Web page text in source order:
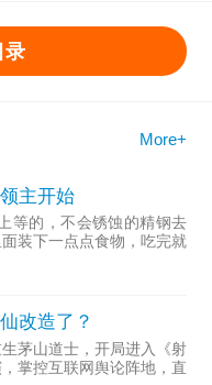
录
More+
主开始
等的，不会锈蚀的精钢去
装下一点点食物，吃完就
改造了？
茅山道士，开局进入《射
掌控互联网舆论阵地，直